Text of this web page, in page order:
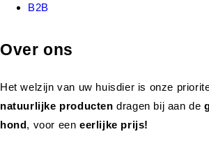
B2B
Over ons
Het welzijn van uw huisdier is onze
natuurlijke productendragen bij aan de
hond, voor eeneerlijke prijs!